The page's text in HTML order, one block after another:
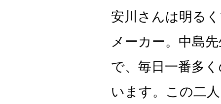
安川さんは明る
メーカー。中島
で、毎日一番多
います。この二